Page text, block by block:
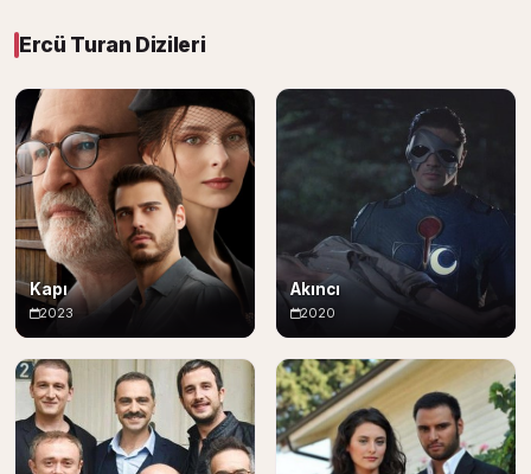
Ercü Turan Dizileri
Kapı
2023
Akıncı
2020